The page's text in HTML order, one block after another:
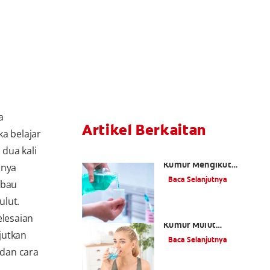
belajar
kali
cara
Artikel Berkaitan
Kumur Mengikut
Keperluan Kesihatan
Mulut Anda
Baca Selanjutnya
Kumur Mulut
Berfungsi?
Baca Selanjutnya